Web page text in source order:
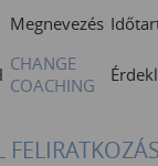
Megnevezés
CHANGE
COACHING
FELIRATKOZÁS